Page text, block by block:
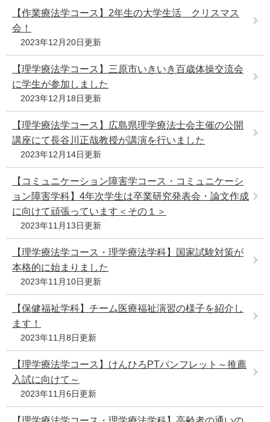
【作業療法学コース】2年生の大学生活 クリスマス
会！
2023年12月20日更新
【理学療法学コース】三原市いきいき百歳体操交流会
に学生が参加しました
2023年12月18日更新
【理学療法学コース】広島県理学療法士会主催の公開
講座にて長谷川正哉教授が講演を行いました
2023年12月14日更新
【コミュニケーション障害学コース・コミュニケーシ
ョン障害学科】4年次学生は卒業研究発表会・論文作成
に向けて頑張っています＜その１＞
2023年11月13日更新
【理学療法学コース・理学療法学科】国家試験対策が
本格的に始まりました
2023年11月10日更新
【保健福祉学科】チーム医療福祉演習の様子を紹介し
ます！
2023年11月8日更新
【理学療法学コース】けんひろPTパンフレット～推薦
入試に向けて～
2023年11月6日更新